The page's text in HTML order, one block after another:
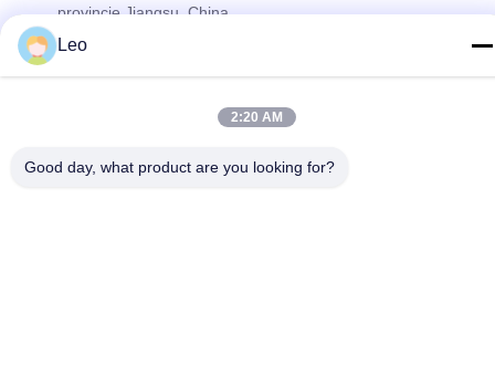
provincie Jiangsu, China
De Goede Kwaliteit van China Cementerend Vlottermateriaal
Technology Co., Ltd . Alle rechten voorbehoudena.
Leo
2:20 AM
Good day, what product are you looking for?